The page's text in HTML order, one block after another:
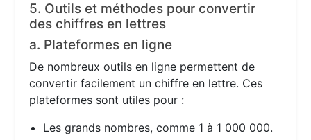
5. Outils et méthodes pour convertir
des chiffres en lettres
a. Plateformes en ligne
De nombreux outils en ligne permettent de
convertir facilement un chiffre en lettre. Ces
plateformes sont utiles pour :
Les grands nombres, comme 1 à 1 000 000.